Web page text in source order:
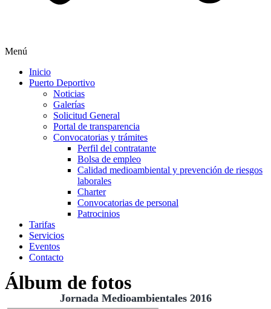
Menú
Inicio
Puerto Deportivo
Noticias
Galerías
Solicitud General
Portal de transparencia
Convocatorias y trámites
Perfil del contratante
Bolsa de empleo
Calidad medioambiental y prevención de riesgos
laborales
Charter
Convocatorias de personal
Patrocinios
Tarifas
Servicios
Eventos
Contacto
Álbum de fotos
Jornada Medioambientales 2016